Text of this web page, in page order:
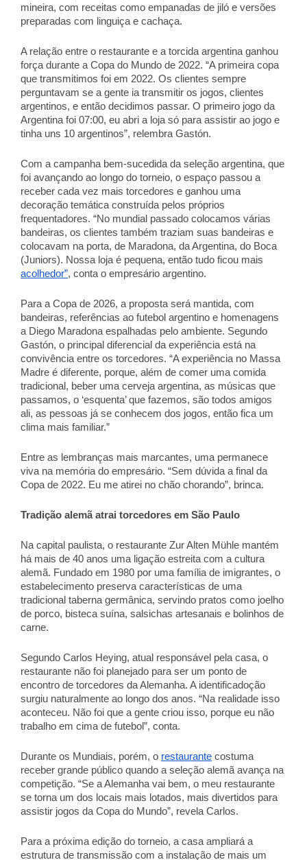
mineira, com receitas como empanadas de jiló e versões
preparadas com linguiça e cachaça.
A relação entre o restaurante e a torcida argentina ganhou
força durante a Copa do Mundo de 2022. “A primeira copa
que transmitimos foi em 2022. Os clientes sempre
perguntavam se a gente ia transmitir os jogos, clientes
argentinos, e então decidimos passar. O primeiro jogo da
Argentina foi 07:00, eu abri a loja só para assistir ao jogo e
tinha uns 10 argentinos”, relembra Gastón.
Com a campanha bem-sucedida da seleção argentina, que
foi avançando ao longo do torneio, o espaço passou a
receber cada vez mais torcedores e ganhou uma
decoração temática construída pelos próprios
frequentadores. “No mundial passado colocamos várias
bandeiras, os clientes também traziam suas bandeiras e
colocavam na porta, de Maradona, da Argentina, do Boca
acolhedor”, conta o empresário argentino.
Para a Copa de 2026, a proposta será mantida, com
bandeiras, referências ao futebol argentino e homenagens
a Diego Maradona espalhadas pelo ambiente. Segundo
Gastón, o principal diferencial da experiência está na
convivência entre os torcedores. “A experiência no Massa
Madre é diferente, porque, além de comer uma comida
tradicional, beber uma cerveja argentina, as músicas que
passamos, o ‘esquenta’ que fazemos, são todos amigos
ali, as pessoas já se conhecem dos jogos, então fica um
clima mais familiar.”
Entre as lembranças mais marcantes, uma permanece
viva na memória do empresário. “Sem dúvida a final da
Copa de 2022. Eu me atirei no chão chorando”, brinca.
Tradição alemã atrai torcedores em São Paulo
Na capital paulista, o restaurante Zur Alten Mühle mantém
há mais de 40 anos uma ligação estreita com a cultura
alemã. Fundado em 1980 por uma família de imigrantes, o
estabelecimento preserva características de uma
tradicional taberna germânica, servindo pratos como joelho
de porco, bisteca suína, salsichas artesanais e bolinhos de
carne.
Segundo Carlos Heying, atual responsável pela casa, o
restaurante não foi planejado para ser um ponto de
encontro de torcedores da Alemanha. A identificadoção
surgiu naturalmente ao longo dos anos. “Na realidade isso
aconteceu. Não foi que a gente criou isso, porque eu não
trabalho em cima de futebol”, conta.
Durante os Mundiais, porém, o restaurante costuma
receber grande público quando a seleção alemã avança na
competição. “Se a Alemanha vai bem, o meu restaurante
se torna um dos locais mais lotados, mais divertidos para
assistir jogos da Copa do Mundo”, revela Carlos.
Para a próxima edição do torneio, a casa ampliará a
estrutura de transmissão com a instalação de mais um